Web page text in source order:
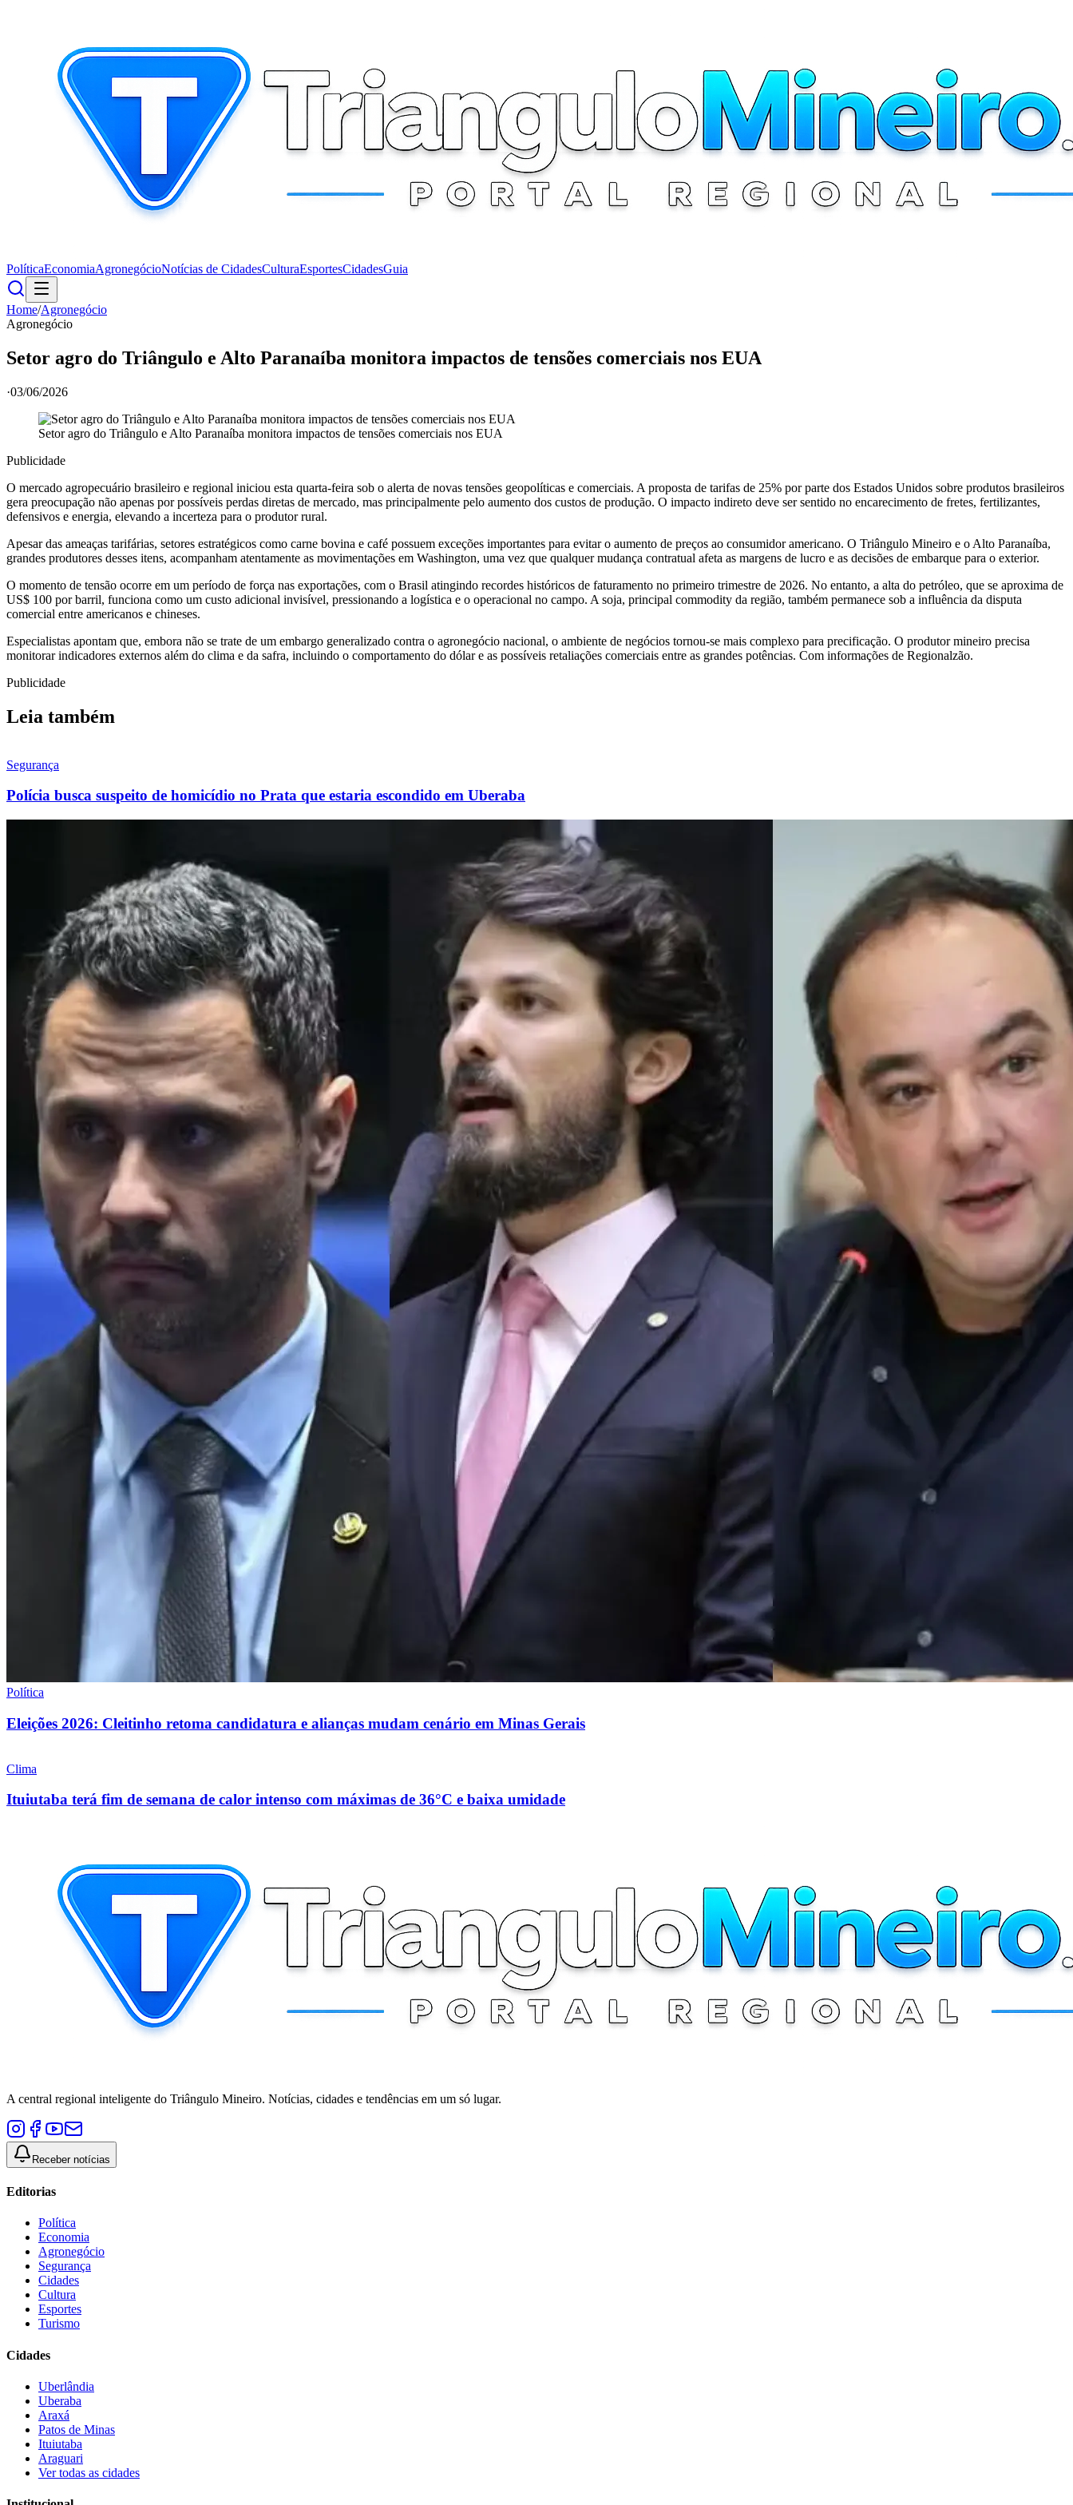
PolíticaEconomiaAgronegócioNotícias de CidadesCulturaEsportesCidadesGuia
Home/Agronegócio
Agronegócio
Setor agro do Triângulo e Alto Paranaíba monitora impactos de tensões comerciais nos EUA
·03/06/2026
Setor agro do Triângulo e Alto Paranaíba monitora impactos de tensões comerciais nos EUA
Publicidade
O mercado agropecuário brasileiro e regional iniciou esta quarta-feira sob o alerta de novas tensões geopolíticas e comerciais. A proposta de tarifas de 25% por parte dos Estados Unidos sobre produtos brasileiros
gera preocupação não apenas por possíveis perdas diretas de mercado, mas principalmente pelo aumento dos custos de produção. O impacto indireto deve ser sentido no encarecimento de fretes, fertilizantes,
defensivos e energia, elevando a incerteza para o produtor rural.
Apesar das ameaças tarifárias, setores estratégicos como carne bovina e café possuem exceções importantes para evitar o aumento de preços ao consumidor americano. O Triângulo Mineiro e o Alto Paranaíba,
grandes produtores desses itens, acompanham atentamente as movimentações em Washington, uma vez que qualquer mudança contratual afeta as margens de lucro e as decisões de embarque para o exterior.
O momento de tensão ocorre em um período de força nas exportações, com o Brasil atingindo recordes históricos de faturamento no primeiro trimestre de 2026. No entanto, a alta do petróleo, que se aproxima de
US$ 100 por barril, funciona como um custo adicional invisível, pressionando a logística e o operacional no campo. A soja, principal commodity da região, também permanece sob a influência da disputa
comercial entre americanos e chineses.
Especialistas apontam que, embora não se trate de um embargo generalizado contra o agronegócio nacional, o ambiente de negócios tornou-se mais complexo para precificação. O produtor mineiro precisa
monitorar indicadores externos além do clima e da safra, incluindo o comportamento do dólar e as possíveis retaliações comerciais entre as grandes potências. Com informações de Regionalzão.
Publicidade
Leia também
Segurança
Polícia busca suspeito de homicídio no Prata que estaria escondido em Uberaba
Política
Eleições 2026: Cleitinho retoma candidatura e alianças mudam cenário em Minas Gerais
Clima
Ituiutaba terá fim de semana de calor intenso com máximas de 36°C e baixa umidade
A central regional inteligente do Triângulo Mineiro. Notícias, cidades e tendências em um só lugar.
Receber notícias
Editorias
Política
Economia
Agronegócio
Segurança
Cidades
Cultura
Esportes
Turismo
Cidades
Uberlândia
Uberaba
Araxá
Patos de Minas
Ituiutaba
Araguari
Ver todas as cidades